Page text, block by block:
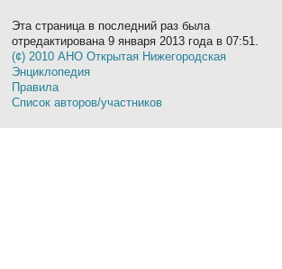
Эта страница в последний раз была
отредактирована 9 января 2013 года в 07:51.
(¢) 2010 АНО Открытая Нижегородская
Энциклопедия
Правила
Список авторов/участников